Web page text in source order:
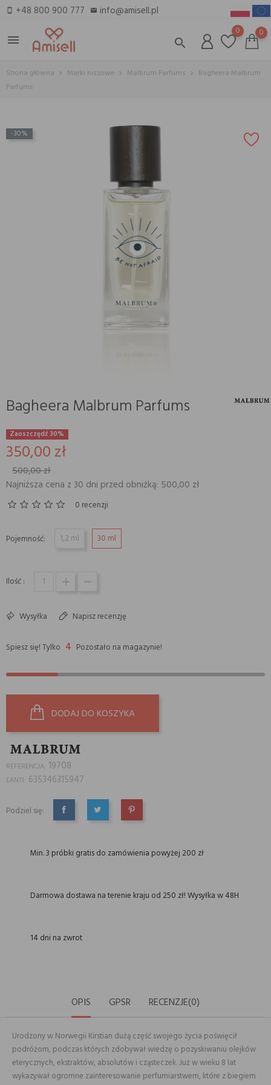
smartphone +48 800 900 777 email info@amisell.pl
menu
search
0 0
Strona główna Marki niszowe Malbrum Parfums
Bagheera Malbrum
Parfums
-30%
Bagheera Malbrum Parfums
Zaoszczędź 30%
350,00 zł
500,00 zł
Najniższa cena z 30 dni przed obniżką: 500,00 zł
0 recenzji
Pojemność: 1,2 ml 30 ml
Ilość :
Wysyłka Napisz recenzję
Spiesz się! Tylko 4 Pozostało na magazynie!
DODAJ DO KOSZYKA
REFERENCJA: 19708
EAN13: 635346315947
Podziel się:
UDOSTĘPNIJTWEETUJPINTEREST
Min. 3 próbki gratis do zamówienia powyżej 200 zł
Darmowa dostawa na terenie kraju od 250 zł! Wysyłka w 48H
14 dni na zwrot
OPIS GPSR RECENZJE(0)
Urodzony w Norwegii Kirstian dużą część swojego życia poświęcił
podróżom, podczas których zdobywał wiedzę o pozyskiwaniu olejków
eterycznych, ekstraktów, absolutów i cząsteczek. Już w wieku 8 lat
wykazywał ogromne zainteresowanie perfumiarstwem, które z biegiem